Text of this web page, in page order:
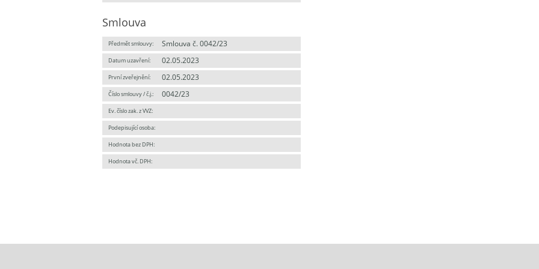
Smlouva
Předmět smlouvy: Smlouva č. 0042/23
Datum uzavření: 02.05.2023
První zveřejnění: 02.05.2023
Číslo smlouvy / č.j.: 0042/23
Ev. číslo zak. z VVZ:
Podepisující osoba:
Hodnota bez DPH:
Hodnota vč. DPH: